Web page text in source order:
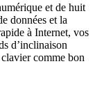
et de huit
données et la
à Internet, vos
d’inclinaison
comme bon